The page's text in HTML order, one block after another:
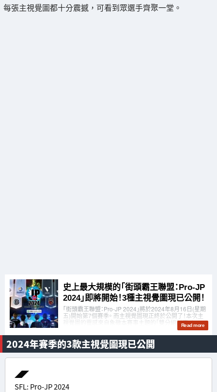
每張主視覺圖都十分震撼，可看到眾選手齊聚一堂。
2024年賽季的3款主視覺圖現已公開
◢◤
SFL: Pro-JP 2024